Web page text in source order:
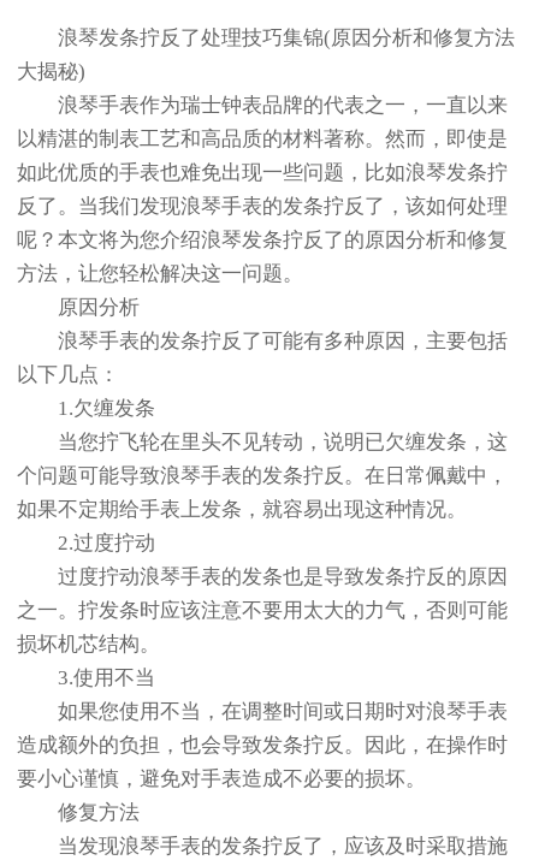
浪琴发条拧反了处理技巧集锦(原因分析和修复方法
大揭秘)
浪琴手表作为瑞士钟表品牌的代表之一，一直以来
以精湛的制表工艺和高品质的材料著称。然而，即使是
如此优质的手表也难免出现一些问题，比如浪琴发条拧
反了。当我们发现浪琴手表的发条拧反了，该如何处理
呢？本文将为您介绍浪琴发条拧反了的原因分析和修复
方法，让您轻松解决这一问题。
原因分析
浪琴手表的发条拧反了可能有多种原因，主要包括
以下几点：
1.欠缠发条
当您拧飞轮在里头不见转动，说明已欠缠发条，这
个问题可能导致浪琴手表的发条拧反。在日常佩戴中，
如果不定期给手表上发条，就容易出现这种情况。
2.过度拧动
过度拧动浪琴手表的发条也是导致发条拧反的原因
之一。拧发条时应该注意不要用太大的力气，否则可能
损坏机芯结构。
3.使用不当
如果您使用不当，在调整时间或日期时对浪琴手表
造成额外的负担，也会导致发条拧反。因此，在操作时
要小心谨慎，避免对手表造成不必要的损坏。
修复方法
当发现浪琴手表的发条拧反了，应该及时采取措施